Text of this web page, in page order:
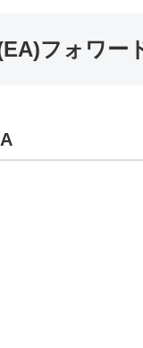
フォワー